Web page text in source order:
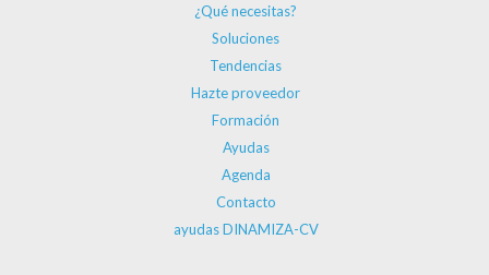
¿Qué necesitas?
Soluciones
Tendencias
Hazte proveedor
Formación
Ayudas
Agenda
Contacto
ayudas DINAMIZA-CV